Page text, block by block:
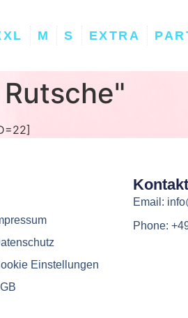
M S EXTRA
Einstellungen
Kontakt
Email:
Phone: